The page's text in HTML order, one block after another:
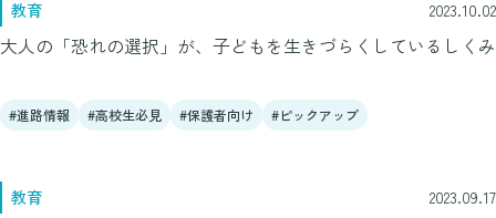
教育 2023.10.02
大人の「恐れの選択」が、子どもを生きづらくしているしくみ
進路情報 高校生必見 保護者向け ピックアップ
教育 2023.09.17